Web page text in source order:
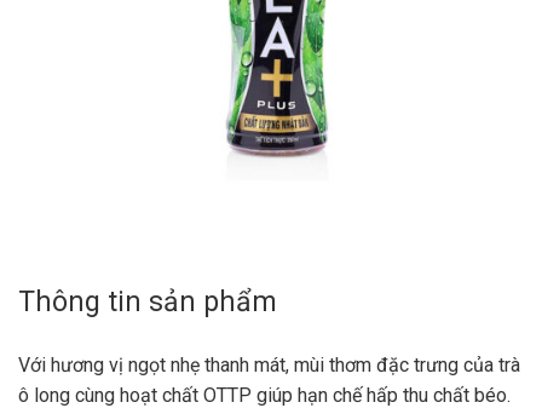
Thông tin sản phẩm
Với hương vị ngọt nhẹ thanh mát, mùi thơm đặc trưng của trà
ô long cùng hoạt chất OTTP giúp hạn chế hấp thu chất béo.